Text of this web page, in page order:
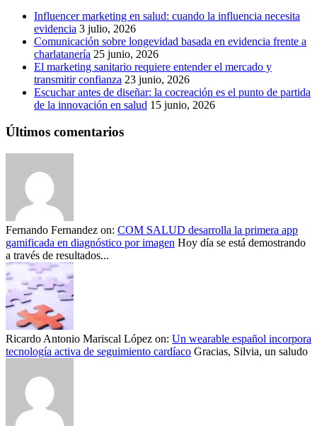
Influencer marketing en salud: cuando la influencia necesita
evidencia 3 julio, 2026
Comunicación sobre longevidad basada en evidencia frente a
charlatanería 25 junio, 2026
El marketing sanitario requiere entender el mercado y
transmitir confianza 23 junio, 2026
Escuchar antes de diseñar: la cocreación es el punto de partida
de la innovación en salud 15 junio, 2026
Últimos comentarios
Fernando Fernandez on: COM SALUD desarrolla la primera app
gamificada en diagnóstico por imagen Hoy día se está demostrando
a través de resultados...
Ricardo Antonio Mariscal López on: Un wearable español incorpora
tecnología activa de seguimiento cardíaco Gracias, Silvia, un saludo